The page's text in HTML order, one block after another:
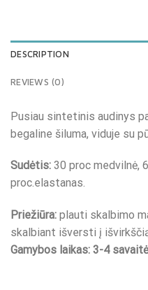
DESCRIPTION
REVIEWS (0)
Pusiau sintetinis audinys
begaline šiluma, viduje su
Sudėtis: 30 proc medvilnė,
proc.elastanas.
Priežiūra: plauti skalbimo
skalbiant išversti į
Gamybos laikas: 3-4